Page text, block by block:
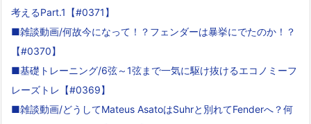
考えるPart.1【#0371】
■雑談動画/何故今になって！？フェンダーは暴挙にでたのか！？
【#0370】
■基礎トレーニング/6弦～1弦まで一気に駆け抜けるエコノミーフ
レーズトレ【#0369】
■雑談動画/どうしてMateus AsatoはSuhrと別れてFenderへ？何